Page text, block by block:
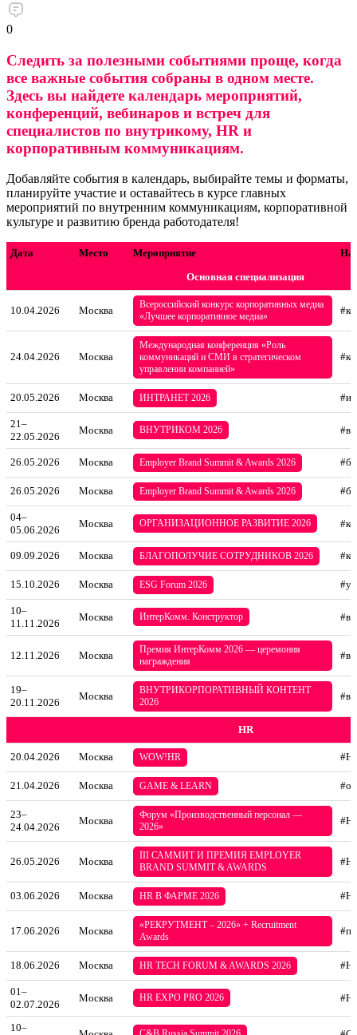
0
Следить за полезными событиями проще, когда
все важные события собраны в одном месте.
Здесь вы найдете календарь мероприятий,
конференций, вебинаров и встреч для
специалистов по внутрикому, HR и
корпоративным коммуникациям.
Добавляйте события в календарь, выбирайте темы и форматы,
планируйте участие и оставайтесь в курсе главных
мероприятий по внутренним коммуникациям, корпоративной
культуре и развитию бренда работодателя!
Дата Место Мероприятие
Основная специализация
10.04.2026 Москва
Всероссийский конкурс корпоративных медиа
«Лучшее корпоративное медиа»
24.04.2026 Москва
Международная конференция «Роль
коммуникаций и СМИ в стратегическом
управлении компанией»
20.05.2026 Москва ИНТРАНЕТ 2026
21–
22.05.2026
Москва ВНУТРИКОМ 2026
26.05.2026 Москва Employer Brand Summit & Awards 2026
26.05.2026 Москва Employer Brand Summit & Awards 2026
04–
05.06.2026
Москва ОРГАНИЗАЦИОННОЕ РАЗВИТИЕ 2026
09.09.2026 Москва БЛАГОПОЛУЧИЕ СОТРУДНИКОВ 2026
15.10.2026 Москва ESG Forum 2026
10–
11.11.2026
Москва ИнтерКомм. Конструктор
12.11.2026 Москва
Премия ИнтерКомм 2026 — церемония
награждения
19–
20.11.2026
Москва
ВНУТРИКОРПОРАТИВНЫЙ КОНТЕНТ
2026
HR
20.04.2026 Москва WOW!HR
21.04.2026 Москва GAME & LEARN
23–
24.04.2026
Москва
Форум «Производственный персонал —
2026»
26.05.2026 Москва
III САММИТ И ПРЕМИЯ EMPLOYER
BRAND SUMMIT & AWARDS
03.06.2026 Москва HR В ФАРМЕ 2026
17.06.2026 Москва
«РЕКРУТМЕНТ – 2026» + Recruitment
Awards
18.06.2026 Москва HR TECH FORUM & AWARDS 2026
01–
02.07.2026
Москва HR EXPO PRO 2026
10–